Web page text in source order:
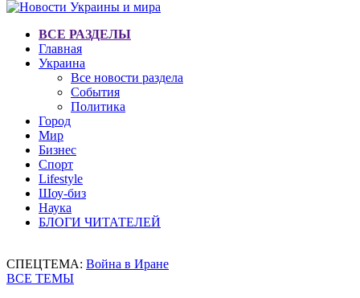
ВСЕ РАЗДЕЛЫ
Главная
Украина
Все новости раздела
События
Политика
Город
Мир
Бизнес
Спорт
Lifestyle
Шоу-биз
Наука
БЛОГИ ЧИТАТЕЛЕЙ
СПЕЦТЕМА: Война в Иране
ВСЕ ТЕМЫ